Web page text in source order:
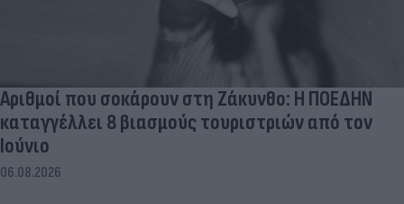
Αριθμοί που σοκάρουν στη Ζάκυνθο: Η ΠΟΕΔΗΝ
καταγγέλλει 8 βιασμούς τουριστριών από τον
Ιούνιο
06.08.2026